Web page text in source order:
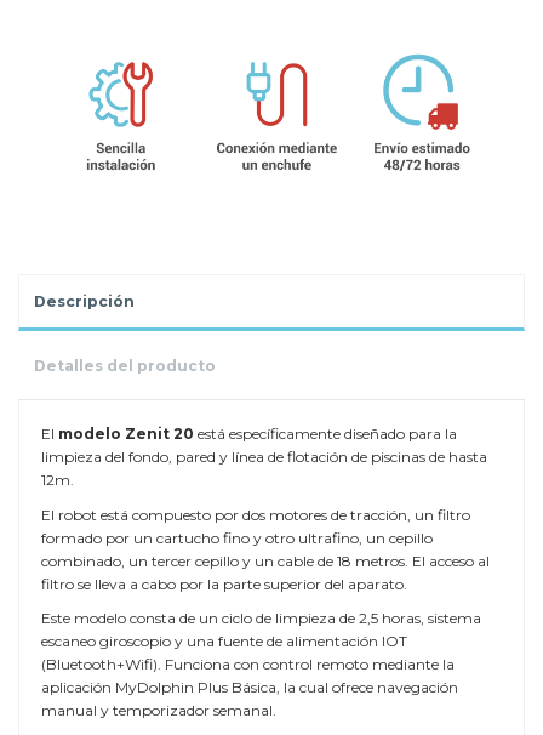
Descripción
Detalles del producto
El modelo Zenit 20 está específicamente diseñado para la
limpieza del fondo, pared y línea de flotación de piscinas de hasta
12m.
El robot está compuesto por dos motores de tracción, un filtro
formado por un cartucho fino y otro ultrafino, un cepillo
combinado, un tercer cepillo y un cable de 18 metros. El acceso al
filtro se lleva a cabo por la parte superior del aparato.
Este modelo consta de un ciclo de limpieza de 2,5 horas, sistema
escaneo giroscopio y una fuente de alimentación IOT
(Bluetooth+Wifi). Funciona con control remoto mediante la
aplicación MyDolphin Plus Básica, la cual ofrece navegación
manual y temporizador semanal.